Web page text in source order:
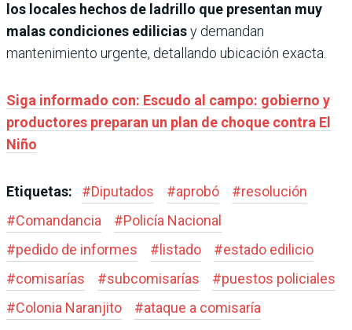
los locales hechos de ladrillo que presentan muy
malas condiciones ediliciasy demandan
mantenimiento urgente, detallando ubicación exacta.
Siga informado con: Escudo al campo: gobierno y
productores preparan un plan de choque contra El
Niño
Etiquetas: #Diputados #aprobó #resolución
#Comandancia #Policía Nacional
#pedido de informes # listado #estado edilicio
#comisarías #subcomisarías #puestos policiales
#Colonia Naranjito #ataque a comisaría